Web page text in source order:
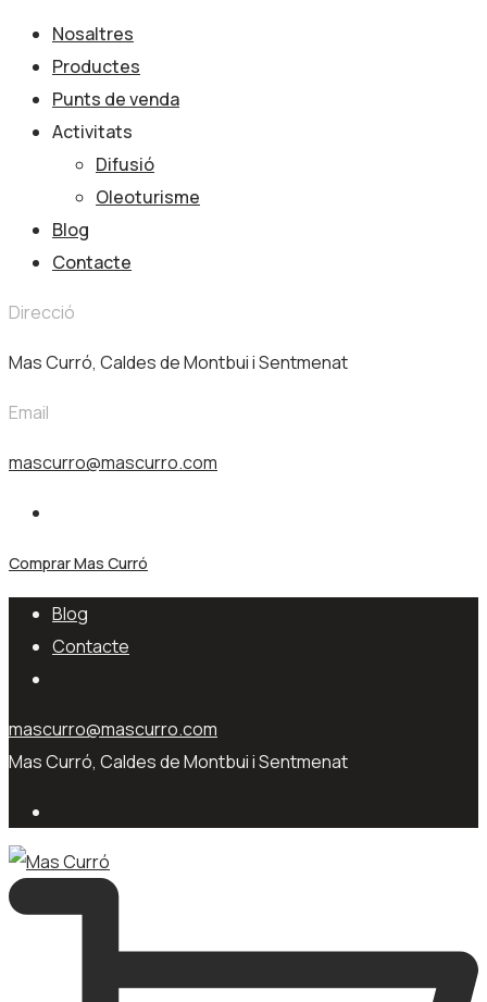
Nosaltres
Productes
Punts de venda
Activitats
Difusió
Oleoturisme
Blog
Contacte
Direcció
Mas Curró, Caldes de Montbui i Sentmenat
Email
mascurro@mascurro.com
Comprar Mas Curró
Blog
Contacte
mascurro@mascurro.com
Mas Curró, Caldes de Montbui i Sentmenat